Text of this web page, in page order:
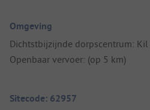
Omgeving
Dichtstbijzijnde dorpscentrum: Kil
Openbaar vervoer: (op 5 km)
Sitecode: 62957